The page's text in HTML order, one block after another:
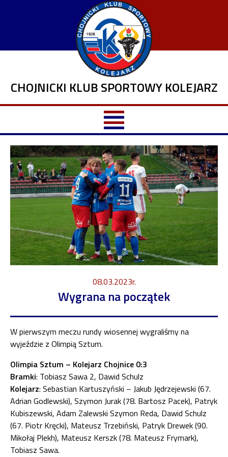
CHOJNICKI KLUB SPORTOWY KOLEJARZ
08.03.2023r.
Wygrana na początek
W pierwszym meczu rundy wiosennej wygraliśmy na
wyjeździe z Olimpią Sztum.
Olimpia Sztum – Kolejarz Chojnice 0:3
Bramki: Tobiasz Sawa 2, Dawid Schulz
Kolejarz: Sebastian Kartuszyński – Jakub Jędrzejewski (67.
Adrian Godlewski), Szymon Jurak (78. Bartosz Pacek), Patryk
Kubiszewski, Adam Zalewski Szymon Reda, Dawid Schulz
(67. Piotr Kręcki), Mateusz Trzebiński, Patryk Drewek (90.
Mikołaj Plekh), Mateusz Kerszk (78. Mateusz Frymark),
Tobiasz Sawa.